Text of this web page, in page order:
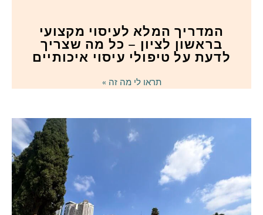
המדריך המלא לעיסוי מקצועי
בראשון לציון – כל מה שצריך
לדעת על טיפולי עיסוי איכותיים
תראו לי מה זה »